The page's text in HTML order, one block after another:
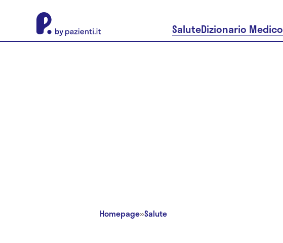
SaluteDizionario Medico
Homepage»Salute